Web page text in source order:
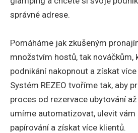
správné adrese.
Pomáháme jak zkušeným
množstvím hostů, tak nováčkům,
podnikání nakopnout a získat
Systém REZEO tvoříme tak, aby
proces od rezervace ubytování
umíme automatizovat, ulevit vám
papírování a získat více klientů.